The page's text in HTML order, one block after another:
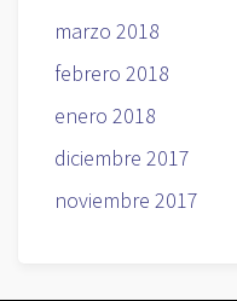
marzo 2018
febrero 2018
enero 2018
diciembre 2017
noviembre 2017